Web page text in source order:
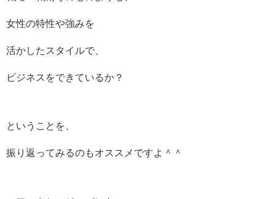
女性の特性や強みを
活かしたスタイルで、
ビジネスをできているか？
ということを、
振り返ってみるのもオススメですよ＾＾